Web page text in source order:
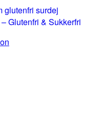
glutenfri surdej
Glutenfri & Sukkerfri